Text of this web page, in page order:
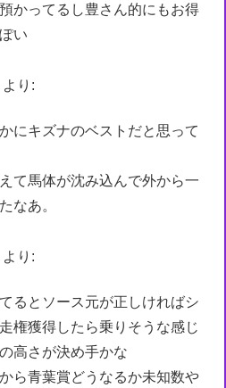
かってるし豊さん的にもお得
い
より:
にキズナのベストだと思って
て馬体が沈み込んで外から一
なあ。
より:
るとソース元が正しければシ
権獲得したら乗りそうな感じ
高さが決め手かな
ら青葉賞どうなるか未知数や